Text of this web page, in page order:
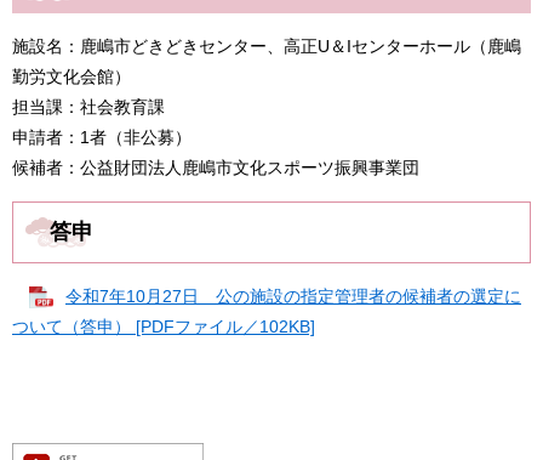
施設名：鹿嶋市どきどきセンター、高正U＆Iセンターホール（鹿嶋
勤労文化会館）
担当課：社会教育課
申請者：1者（非公募）
候補者：公益財団法人鹿嶋市文化スポーツ振興事業団
答申
令和7年10月27日 公の施設の指定管理者の候補者の選定に
ついて（答申） [PDFファイル／102KB]